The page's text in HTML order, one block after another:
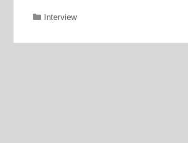
Kategorien
Interview